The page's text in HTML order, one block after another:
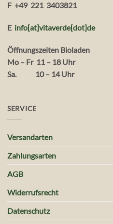
F +49 221 3403821
E info[at]vitaverde[dot]de
Öffnungszeiten Bioladen
Mo – Fr 11 – 18 Uhr
Sa. 10 – 14 Uhr
SERVICE
Versandarten
Zahlungsarten
AGB
Widerrufsrecht
Datenschutz